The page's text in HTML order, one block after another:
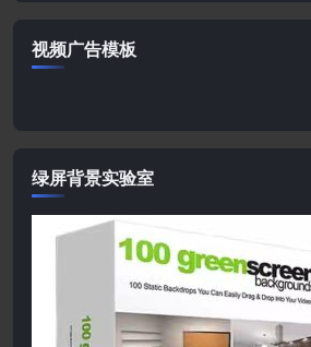
视频广告模板
绿屏背景实验室